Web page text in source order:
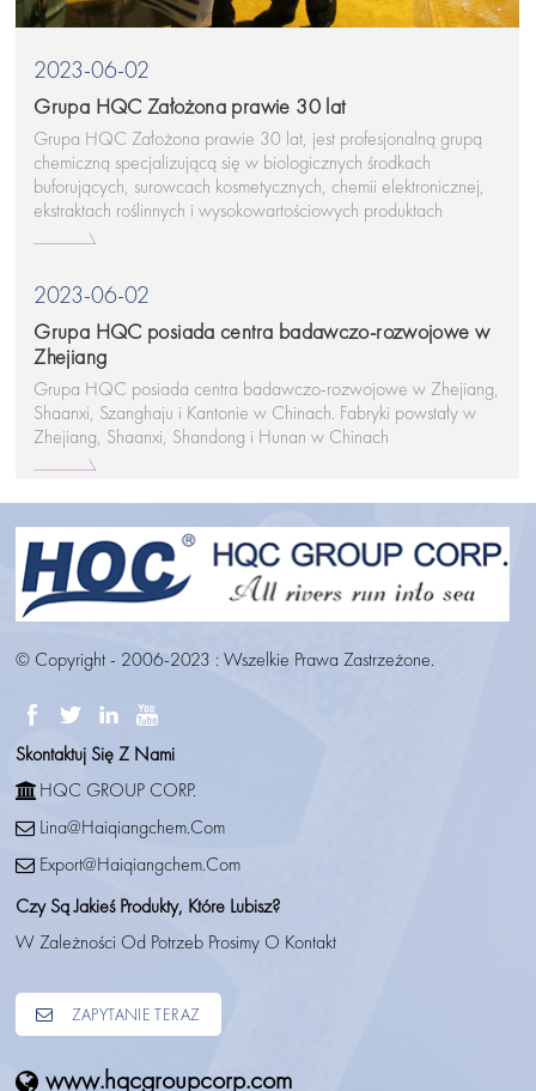
2023-06-02
Grupa HQC Założona prawie 30 lat
Grupa HQC Założona prawie 30 lat, jest profesjonalną grupą
chemiczną specjalizującą się w biologicznych środkach
buforujących, surowcach kosmetycznych, chemii elektronicznej,
ekstraktach roślinnych i wysokowartościowych produktach
chemicznych.
2023-06-02
Grupa HQC posiada centra badawczo-rozwojowe w
Zhejiang
Grupa HQC posiada centra badawczo-rozwojowe w Zhejiang,
Shaanxi, Szanghaju i Kantonie w Chinach. Fabryki powstały w
Zhejiang, Shaanxi, Shandong i Hunan w Chinach
© Copyright - 2006-2023 : Wszelkie Prawa Zastrzeżone.
Skontaktuj Się Z Nami
HQC GROUP CORP.
Lina@haiqiangchem.com
Export@haiqiangchem.com
Czy Są Jakieś Produkty, Które Lubisz?
W Zależności Od Potrzeb Prosimy O Kontakt
ZAPYTANIE TERAZ
www.hqcgroupcorp.com